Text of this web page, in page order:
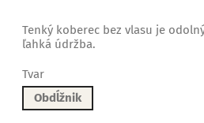
Tenký koberec bez vlasu je
ľahká údržba.
Tvar
Obdĺžnik